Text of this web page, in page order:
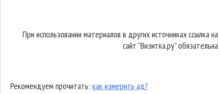
При использовании материалов в других источниках ссылка на
сайт "Визитка.ру" обязательна
Рекомендуем прочитать: как измерить ад?